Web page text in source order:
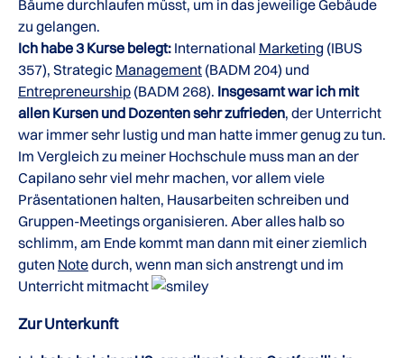
Bäume durchlaufen müsst, um in das jeweilige Gebäude
zu gelangen.
Ich habe 3 Kurse belegt: International Marketing (IBUS
357), Strategic Management (BADM 204) und
Entrepreneurship (BADM 268). Insgesamt war ich mit
allen Kursen und Dozenten sehr zufrieden, der Unterricht
war immer sehr lustig und man hatte immer genug zu tun.
Im Vergleich zu meiner Hochschule muss man an der
Capilano sehr viel mehr machen, vor allem viele
Präsentationen halten, Hausarbeiten schreiben und
Gruppen-Meetings organisieren. Aber alles halb so
schlimm, am Ende kommt man dann mit einer ziemlich
guten Notedurch, wenn man sich anstrengt und im
Unterricht mitmacht
Zur Unterkunft